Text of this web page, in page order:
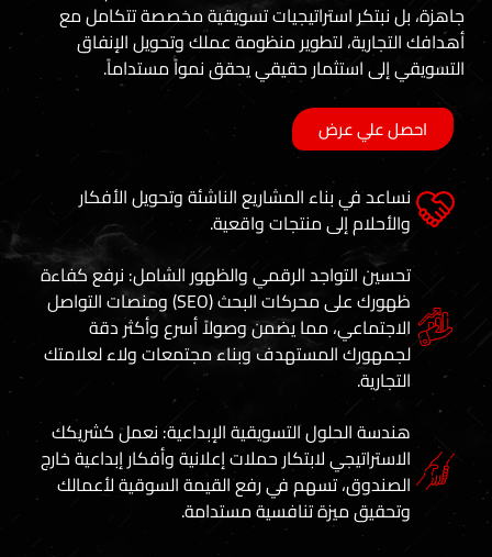
استراتيجيات تسويقية مخصصة تتكامل مع
لتطوير منظومة عملك وتحويل الإنفاق
استثمار حقيقي يحقق نمواً مستداماً.
عرض
بناء المشاريع الناشئة وتحويل الأفكار
إلى منتجات واقعية.
التواجد الرقمي والظهور الشامل: نرفع كفاءة
ظهورك على محركات البحث (SEO) ومنصات التواصل
مما يضمن وصولاً أسرع وأكثر دقة
المستهدف وبناء مجتمعات ولاء لعلامتك
الحلول التسويقية الإبداعية: نعمل كشريكك
لابتكار حملات إعلانية وأفكار إبداعية خارج
تسهم في رفع القيمة السوقية لأعمالك
ميزة تنافسية مستدامة.